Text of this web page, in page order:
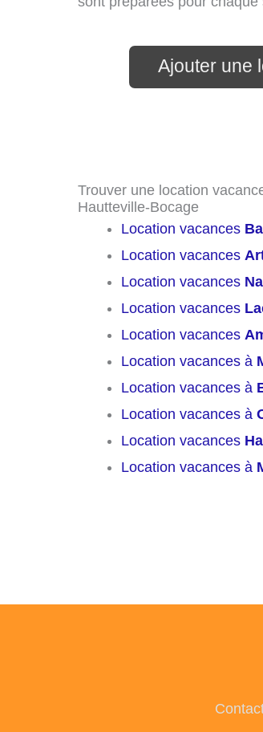
Ajouter une
Trouver une location
Hautteville-Bocage
Location vacances
Location vacances
Location vacances
Location vacances
Location vacances
Location vacances à
Location vacances à
Location vacances à
Location vacances
Location vacances à